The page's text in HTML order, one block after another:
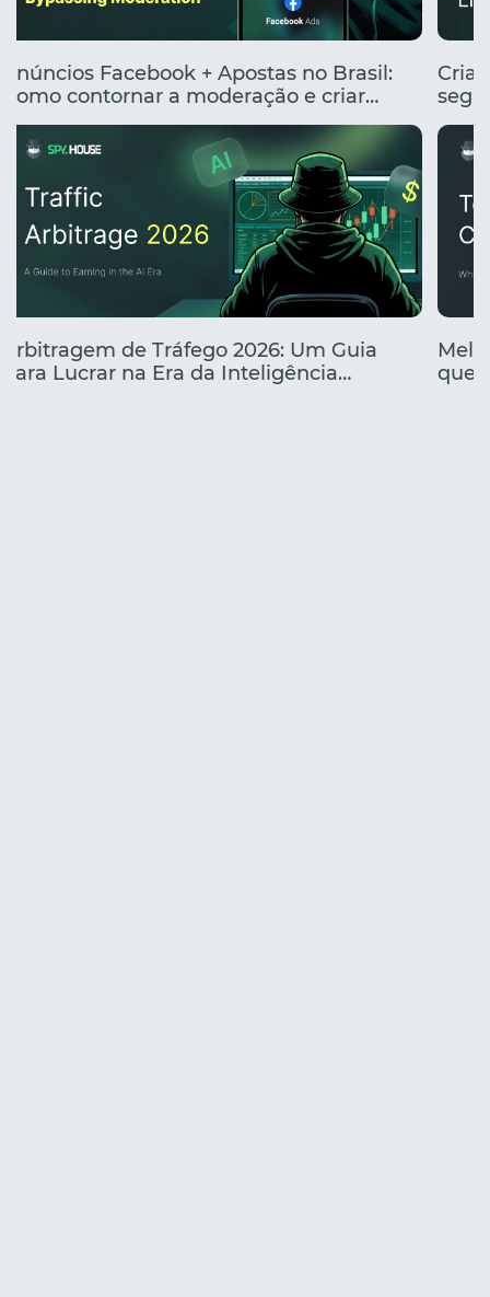
Anúncios Facebook + Apostas no Brasil:
Como contornar a moderação e criar
anúncios clicáveis
Arbitragem de Tráfego 2026: Um Guia
para Lucrar na Era da Inteligência
que